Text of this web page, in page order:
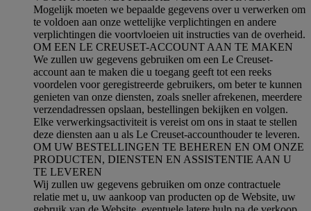
Mogelijk moeten we bepaalde gegevens over u verwerken om
te voldoen aan onze wettelijke verplichtingen en andere
verplichtingen die voortvloeien uit instructies van de overheid.
OM EEN LE CREUSET-ACCOUNT AAN TE MAKEN
We zullen uw gegevens gebruiken om een Le Creuset-
account aan te maken die u toegang geeft tot een reeks
voordelen voor geregistreerde gebruikers, om beter te kunnen
genieten van onze diensten, zoals sneller afrekenen, meerdere
verzendadressen opslaan, bestellingen bekijken en volgen.
Elke verwerkingsactiviteit is vereist om ons in staat te stellen
deze diensten aan u als Le Creuset-accounthouder te leveren.
OM UW BESTELLINGEN TE BEHEREN EN OM ONZE
PRODUCTEN, DIENSTEN EN ASSISTENTIE AAN U
TE LEVEREN
Wij zullen uw gegevens gebruiken om onze contractuele
relatie met u, uw aankoop van producten op de Website, uw